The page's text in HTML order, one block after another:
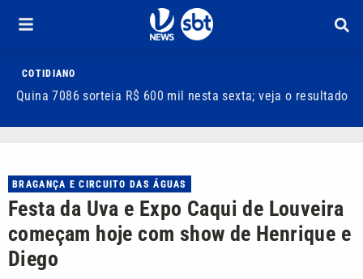
COTIDIANO
Quina 7086 sorteia R$ 600 mil nesta sexta; veja o resultado
BRAGANÇA E CIRCUITO DAS ÁGUAS
Festa da Uva e Expo Caqui de Louveira
começam hoje com show de Henrique e
Diego